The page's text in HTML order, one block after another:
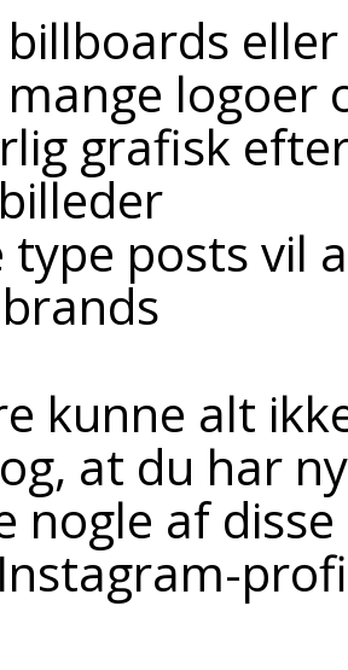
logoer
grafisk
type posts vil
kunne alt
at du har
nogle af